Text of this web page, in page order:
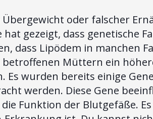
Übergewicht oder falscher
gezeigt, dass genetische
dass Lipödem in manchen
Müttern ein
Es wurden bereits einige Gene
werden. Diese Gene
Funktion der Blutgefäße.